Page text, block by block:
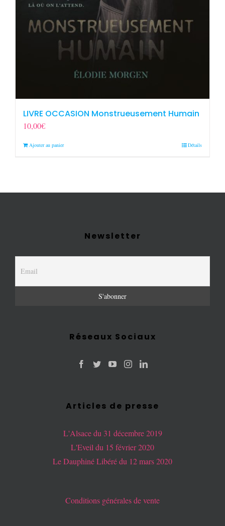
LIVRE OCCASION Monstrueusement Humain
10,00€
Ajouter au panier Détails
Newsletter
Réseaux Sociaux
Articles de presse
L'Alsace du 31 décembre 2019
L'Eveil du 15 février 2020
Le Dauphiné Libéré du 12 mars 2020
Conditions générales de vente